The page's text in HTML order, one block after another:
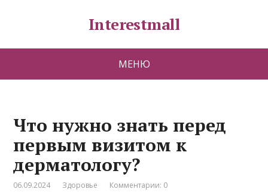
Interestmall
МЕНЮ
Что нужно знать перед
первым визитом к
дерматологу?
06.09.2024 Здоровье Комментарии: 0